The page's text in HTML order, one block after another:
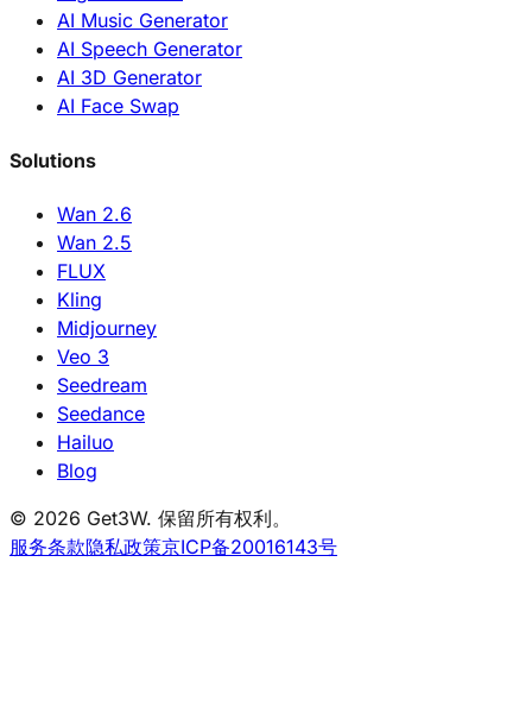
AI Music Generator
AI Speech Generator
AI 3D Generator
AI Face Swap
Solutions
Wan 2.6
Wan 2.5
FLUX
Kling
Midjourney
Veo 3
Seedream
Seedance
Hailuo
Blog
© 2026 Get3W. 保留所有权利。
服务条款隐私政策京ICP备20016143号